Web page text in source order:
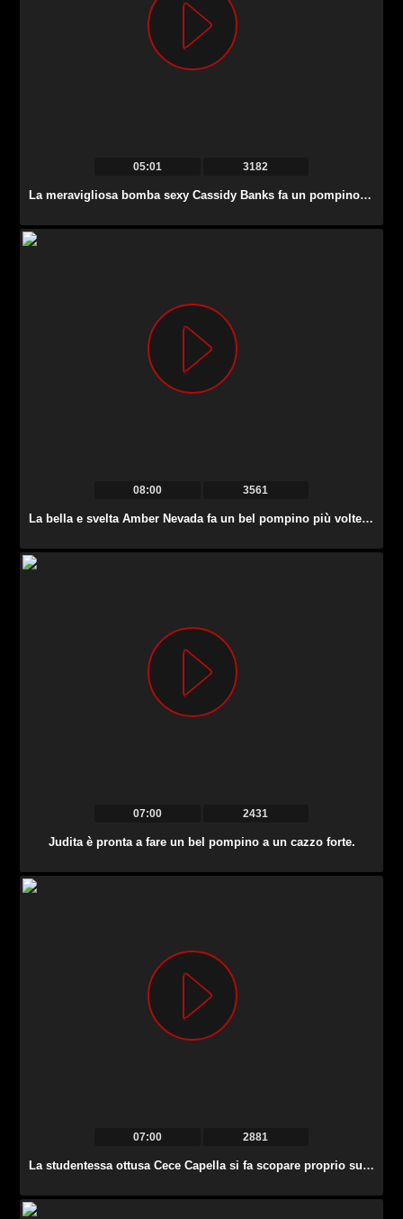
05:01 3182
La meravigliosa bomba sexy Cassidy Banks fa un pompino profondo prima di riempire il cazzo.
08:00 3561
La bella e svelta Amber Nevada fa un bel pompino più volte al giorno al suo fidanzato.
07:00 2431
Judita è pronta a fare un bel pompino a un cazzo forte.
07:00 2881
La studentessa ottusa Cece Capella si fa scopare proprio sul tavolo.